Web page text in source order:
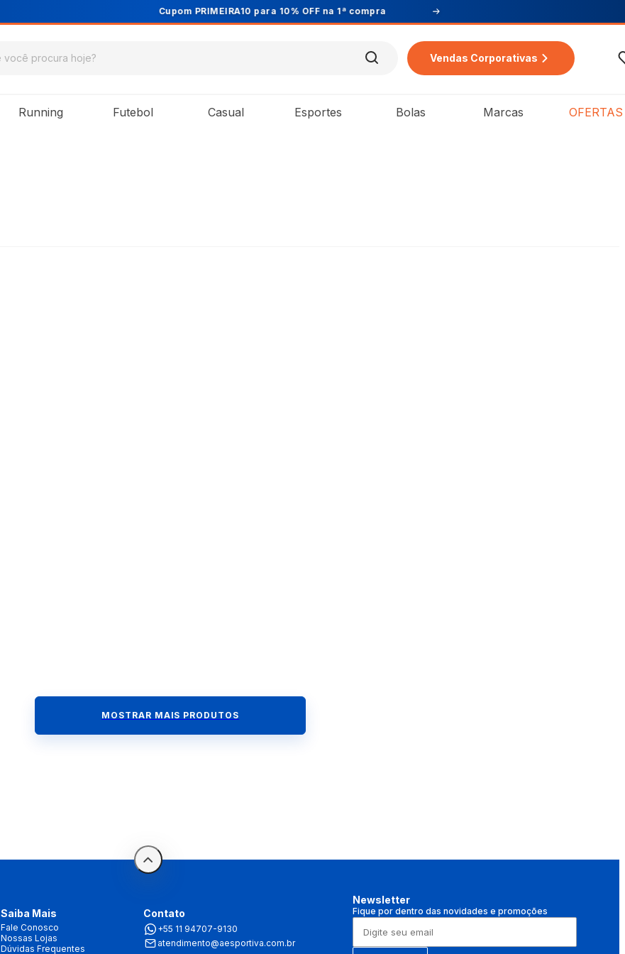
Cupom PRIMEIRA10 para 10% OFF na 1ª compra
Vendas Corporativas
Running Futebol Casual Esportes Bolas Marcas OFERTAS
MOSTRAR MAIS PRODUTOS
Saiba Mais
Fale Conosco
Nossas Lojas
Dúvidas Frequentes
Contato
+55 11 94707-9130
atendimento@aesportiva.com.br
Newsletter
Fique por dentro das novidades e promoções